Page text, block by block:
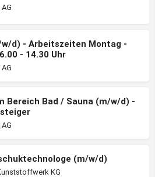
d) - Arbeitszeiten Montag -
- 14.30 Uhr
Bereich Bad / Sauna (m/w/d) -
(m/w/d)
KG